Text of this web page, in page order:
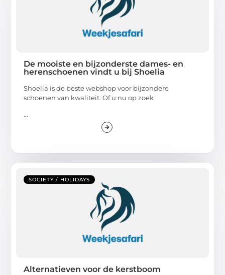
De mooiste en bijzonderste dames- en
herenschoenen vindt u bij Shoelia
Shoelia is de beste webshop voor bijzondere
schoenen van kwaliteit. Of u nu op zoek
...
SOCIETY / HOLIDAYS
Alternatieven voor de kerstboom